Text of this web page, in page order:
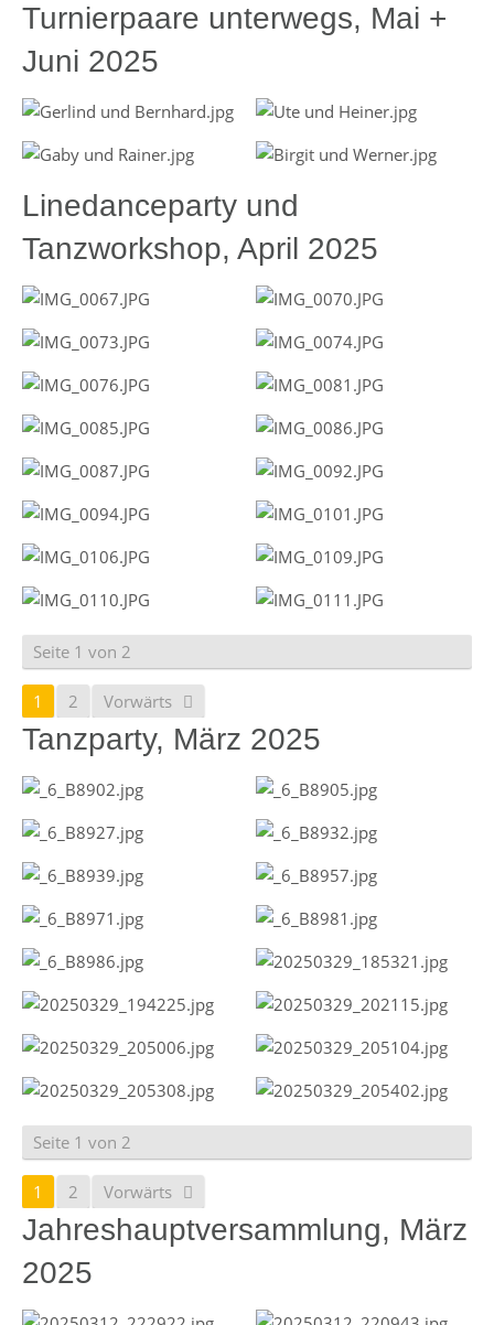
Turnierpaare unterwegs, Mai +
Juni 2025
Linedanceparty und
Tanzworkshop, April 2025
Seite 1 von 2
1 2 Vorwärts
Tanzparty, März 2025
Seite 1 von 2
1 2 Vorwärts
Jahreshauptversammlung, März
2025